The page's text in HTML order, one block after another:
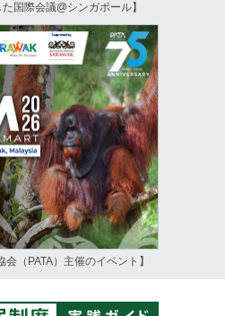
国際会議@シンガポール】
会（PATA）主催のイベント】